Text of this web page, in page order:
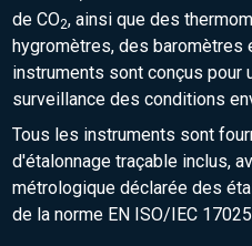
de CO2, ainsi que des
hygromètres, des baromètres
instruments sont conçus pour
surveillance des conditions
Tous les instruments sont
d'étalonnage traçable inclus,
métrologique déclarée des
de la norme EN ISO/IEC